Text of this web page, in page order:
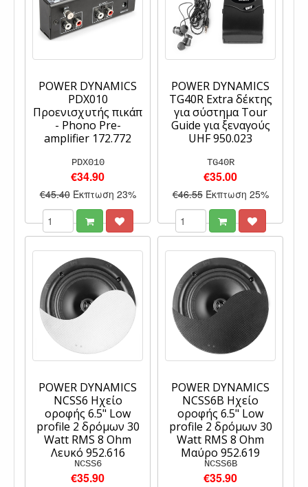
POWER DYNAMICS
PDX010
Προενισχυτής πικάπ
- Phono Pre-
amplifier 172.772
PDX010
€34.90
€45.40 Έκπτωση 23%
POWER DYNAMICS
TG40R Extra δέκτης
για σύστημα Tour
Guide για ξεναγούς
UHF 950.023
TG40R
€35.00
€46.55 Έκπτωση 25%
POWER DYNAMICS
NCSS6 Ηχείο
οροφής 6.5" Low
profile 2 δρόμων 30
Watt RMS 8 Ohm
Λευκό 952.616
NCSS6
€35.90
POWER DYNAMICS
NCSS6B Ηχείο
οροφής 6.5" Low
profile 2 δρόμων 30
Watt RMS 8 Ohm
Μαύρο 952.619
NCSS6B
€35.90